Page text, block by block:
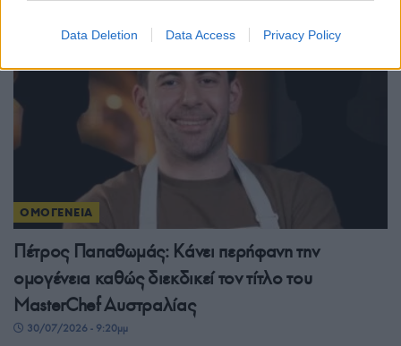
Data Deletion Data Access Privacy Policy
ΟΜΟΓΕΝΕΙΑ
Πέτρος Παπαθωμάς: Κάνει περήφανη την
ομογένεια καθώς διεκδικεί τον τίτλο του
MasterChef Αυστραλίας
30/07/2026 - 9:20μμ